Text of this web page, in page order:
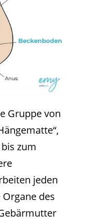
Gruppe von
zum
jeden
des